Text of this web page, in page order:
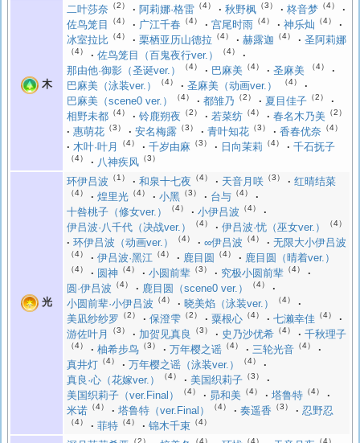
木
二叶莎奈 （2） 阿莉娜·格雷 （4） 秋野枫 （3） 柊音梦 （4）
佐鸟笼目 （4） 广江千春 （4） 宫尾时雨 （4） 神乐灿 （4）
冰室拉比 （4） 栗栖亚历山德拉 （4） 赫露迦 （4） 圣阿莉娜
（4） 佐鸟笼目（百鬼夜行ver.） （4）
那由他·御影（圣诞ver.） （4） 巴麻美 （4） 圣麻美 （4）
巴麻美（泳装ver.） （4） 圣麻美（动画ver.） （4）
巴麻美（scene0 ver.） （4） 都雏乃 （2） 夏目佳子 （2）
相野未都 （4） 铃鹿朔夜 （2） 若菜纺 （4） 春名木乃美 （2）
惠萌花 （3） 安名梅露 （3） 青叶知花 （3） 香春优奈 （4）
木叶·叶月 （4） 千岁由麻 （3） 日向茉莉 （4） 千石抚子
（4） 八神疾风 （3）
光
环伊吕波 （1） 和泉十七夜 （4） 天音月咲 （3） 红晴结菜
（4） 煌里光 （4） 小黑 （3） 台与 （4）
十咎桃子（修女ver.） （4） 小伊吕波 （4）
伊吕波·八千代（决战ver.） （4） 伊吕波·忧（巫女ver.） （4）
环伊吕波（动画ver.） （4） ∞伊吕波 （4） 无限大小伊吕波
（4） 伊吕波·黑江 （4） 鹿目圆 （4） 鹿目圆（晴着ver.）
（4） 圆神 （4） 小圆前辈 （3） 究极小圆前辈 （4）
圆·伊吕波 （4） 鹿目圆（scene0 ver.） （4）
小圆前辈·小伊吕波 （4） 晓美焰（泳装ver.） （4）
美凪纱纱罗 （2） 保澄雫 （2） 粟根心 （4） 七濑幸佳 （4）
游佐叶月 （3） 加贺见真良 （3） 史乃沙优希 （4） 千秋理子
（4） 柚希步鸟 （3） 万年樱之谣 （4） 三轮光音 （4）
真井灯 （4） 万年樱之谣（泳装ver.） （4）
真良·心（花嫁ver.） （4） 美国织莉子 （3）
美国织莉子（ver.Final） （4） 昴和美 （4） 塔鲁特 （4）
米诺 （4） 塔鲁特（ver.Final） （4） 奏遥香 （3） 忍野忍
（4） 菲特 （4） 锦木千束 （4）